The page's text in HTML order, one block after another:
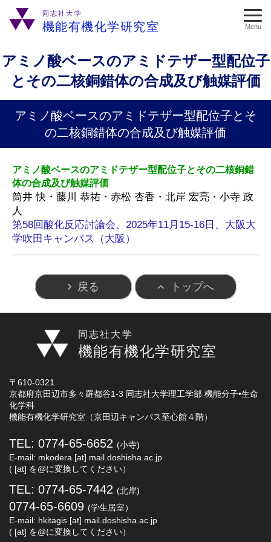
同志社大学
機能有機化学研究室 Menu
アミノ酸ベースのアミドテザー型配位子
とその二核銅錯体の合成及び触媒評価
アミノ酸ベースのアミドテザー型配位子とそ
の二核銅錯体の合成及び触媒評価
アミノ酸ベースのアミドテザー型配位子とその二核銅錯
体の合成及び触媒評価
筒井 快・藤川 恭祐・赤松 杏香・北岸 宏亮・小寺 政
人
第58回酸化反応討論会、2025年11月15-16日、大阪大
学吹田キャンパス（大阪）
戻る トップへ
同志社大学
機能有機化学研究室
〒610-0321
京都府京田辺市多々羅都谷1-3 同志社大学理工学部 機能分子•生命
化学科
機能有機化学研究室（京田辺キャンパス至心館４階）
TEL: 0774-65-6652 (小寺)
E-mail: mkodera [at] mail.doshisha.ac.jp
( [at] を@に変換してください）
TEL: 0774-65-7442 (北岸)
0774-65-6609 (学生居室）
E-mail: hkitagis [at] mail.doshisha.ac.jp
( [at] を@に変換してください）